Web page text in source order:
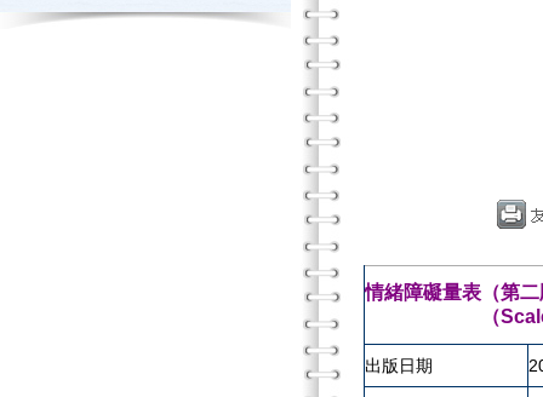
情緒障礙量表（第
（Scales for
出版日期